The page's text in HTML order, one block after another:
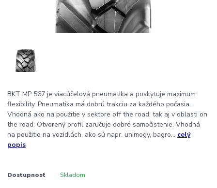
BKT MP 567 je viacúčelová pneumatika a poskytuje maximum
flexibility. Pneumatika má dobrú trakciu za každého počasia.
Vhodná ako na použitie v sektore off the road, tak aj v oblasti on
the road. Otvorený profil zaručuje dobré samočistenie. Vhodná
na použitie na vozidlách, ako sú napr. unimogy, bagro... celý
popis
Dostupnosť Skladom